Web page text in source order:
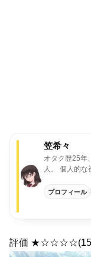
笠希々
オタク歴25年
人。
個人的な
プロフィール
評価 ★☆☆☆☆(15